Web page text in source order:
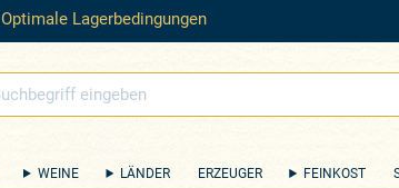
Optimale Lagerbedingungen
WEINE LÄNDER ERZEUGER FEINKOST